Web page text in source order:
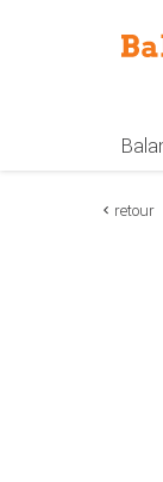
retour